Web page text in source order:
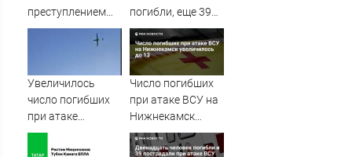
преступлением
атаку дронов ВСУ
на Нижнекамск
погибли, еще 39
пострадали при
атаке БПЛА
Увеличилось
число погибших
при атаке
беспилотников:
среди них есть
Число погибших
при атаке ВСУ на
Нижнекамск
увеличилось до
13